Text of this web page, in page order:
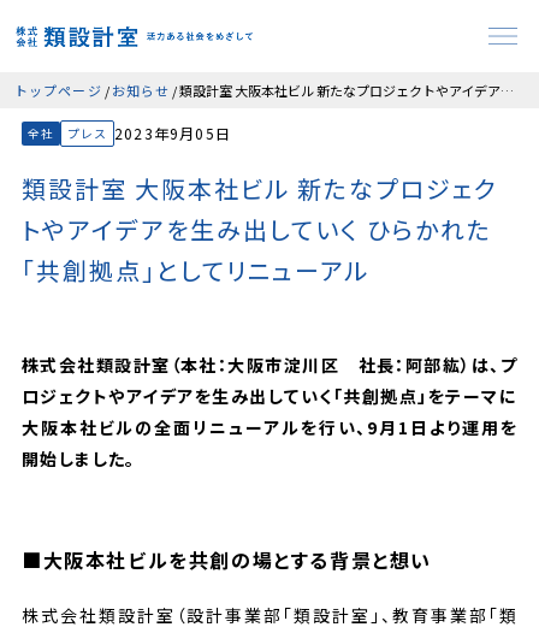
トップページ お知らせ 類設計室 大阪本社ビル 新たなプロジェクトやアイデアを生み出していく ひらかれた「共創拠点」としてリニューアル
プレス
全社 2023年9月05日
類設計室 大阪本社ビル 新たなプロジェク
トやアイデアを生み出していく ひらかれた
「共創拠点」としてリニューアル
株式会社類設計室（本社：大阪市淀川区 社長：阿部紘）は、プ
ロジェクトやアイデアを生み出していく「共創拠点」をテーマに
大阪本社ビルの全面リニューアルを行い、9月1日より運用を
開始しました。
■大阪本社ビルを共創の場とする背景と想い
株式会社類設計室（設計事業部「類設計室」、教育事業部「類